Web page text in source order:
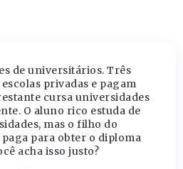
de universitários. Três
privadas e pagam
cursa universidades
O aluno rico estuda de
mas o filho do
para obter o diploma
acha isso justo?